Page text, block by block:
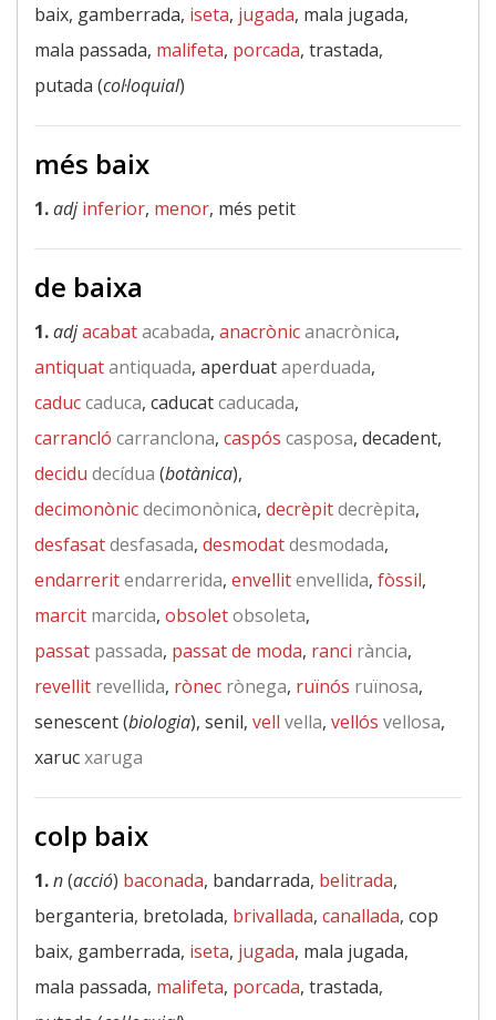
baix, gamberrada, iseta, jugada, mala jugada,
mala passada, malifeta, porcada, trastada,
putada (col·loquial)
més baix
1.adj inferior, menor, més petit
de baixa
1.adjacabatacabada, anacrònicanacrònica,
antiquatantiquada, aperduataperduada,
caduccaduca, caducatcaducada,
carrancló carranclona, caspós casposa, decadent,
decidu decídua (botànica),
decimonònicdecimonònica, decrèpitdecrèpita,
desfasatdesfasada, desmodatdesmodada,
endarreritendarrerida, envellitenvellida, fòssil,
marcit marcida, obsoletobsoleta,
passat passada, passat de moda, ranci rància,
revellit revellida, rònec rònega, ruïnós ruïnosa,
senescent (biologia), senil, vell vella, vellós vellosa,
xarucxaruga
colp baix
1.n(acció) baconada, bandarrada, belitrada,
berganteria, bretolada, brivallada, canallada, cop
baix, gamberrada, iseta, jugada, mala jugada,
mala passada, malifeta, porcada, trastada,